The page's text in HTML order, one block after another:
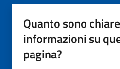
Quanto sono
informazioni su
pagina?